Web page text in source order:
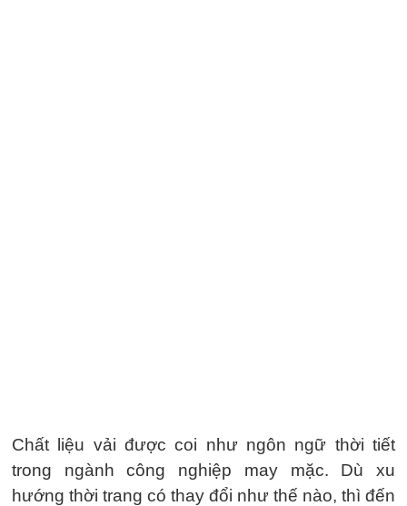
Chất liệu vải được coi như ngôn ngữ thời tiết
trong ngành công nghiệp may mặc. Dù xu
hướng thời trang có thay đổi như thế nào, thì đến